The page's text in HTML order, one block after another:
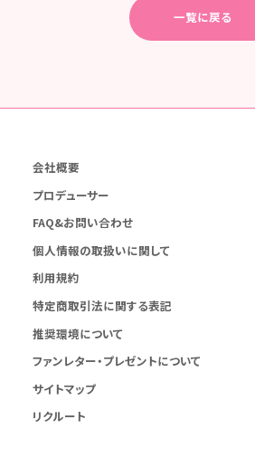
一覧に戻る
会社概要
プロデューサー
FAQ&お問い合わせ
個人情報の取扱いに関して
利用規約
特定商取引法に関する表記
推奨環境について
ファンレター・プレゼントについて
サイトマップ
リクルート